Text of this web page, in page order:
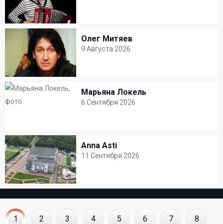
5 Сентября 2026
Клуб Шестнадцать тонн
Популярная музыка
Олег Митяев
9 Августа 2026
Олег Митяев
9 Августа 2026
Популярная музыка
Марьяна Локель
6 Сентября 2026
Марьяна Локель
КЗ Москва
Популярная музыка
Anna Asti
11 Сентября 2026
Anna Asti
11 Сентября 2026
Дворец Спорта Триумф
1 2 3 4 5 6 7 8